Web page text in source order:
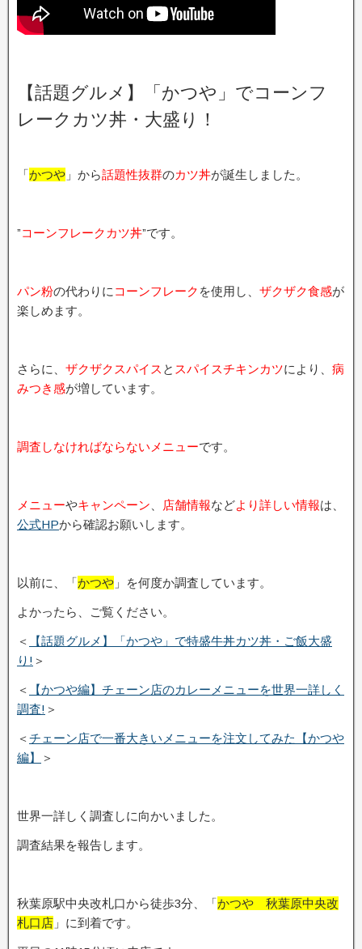
【話題グルメ】「かつや」でコーンフ
レークカツ丼・大盛り！
「かつや 」から話題性抜群のカツ丼が誕生しました。
”コーンフレークカツ丼”です。
パン粉の代わりに コーンフレーク を使用し、 ザクザク食感が
楽しめます。
さらに、 ザクザクスパイス と スパイスチキンカツにより、 病
みつき感が増しています。
調査しなければならないメニューです。
メニューやキャンペーン 店舗情報などより詳しい情報は、
公式HPから確認お願いします。
以前に、「かつや 」を何度か調査しています。
よかったら、ご覧ください。
＜
【話題グルメ】「かつや」で特盛牛丼カツ丼・ご飯大盛
り! ＞
＜
【かつや編】チェーン店のカレーメニューを世界一詳しく
調査! ＞
＜チェーン店で一番大きいメニューを注文してみた【かつや
編】
＞
世界一詳しく調査しに向かいました。
調査結果を報告します。
秋葉原駅中央改札口から徒歩3分、「かつや 秋葉原中央改
札口店 」に到着です。